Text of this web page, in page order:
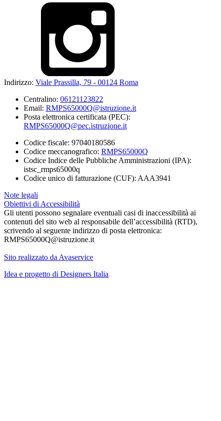
Indirizzo: Viale Prassilla, 79 - 00124 Roma
Centralino: 06121123822
Email: RMPS65000Q@istruzione.it
Posta elettronica certificata (PEC):
RMPS65000Q@pec.istruzione.it
Codice fiscale: 97040180586
Codice meccanografico: RMPS65000Q
Codice Indice delle Pubbliche Amministrazioni (IPA):
istsc_rmps65000q
Codice unico di fatturazione (CUF): AAA3941
Note legali
Obiettivi di Accessibilità
Gli utenti possono segnalare eventuali casi di inaccessibilità ai
contenuti del sito web al responsabile dell’accessibilità (RTD),
scrivendo al seguente indirizzo di posta elettronica:
RMPS65000Q@istruzione.it
Sito realizzato da Avaservice
Idea e progetto di Designers Italia